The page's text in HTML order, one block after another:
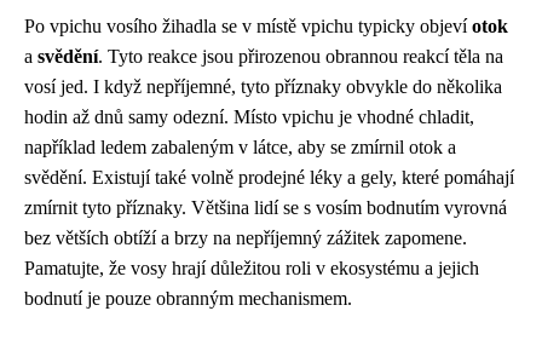
Po vpichu vosího žihadla se v místě vpichu typicky objevíotok
a svědění. Tyto reakce jsou přirozenou obrannou reakcí těla na
vosí jed. I když nepříjemné, tyto příznaky obvykle do několika
hodin až dnů samy odezní. Místo vpichu je vhodné chladit,
například ledem zabaleným v látce, aby se zmírnil otok a
svědění. Existují také volně prodejné léky a gely, které pomáhají
zmírnit tyto příznaky. Většina lidí se s vosím bodnutím vyrovná
bez větších obtíží a brzy na nepříjemný zážitek zapomene.
Pamatujte, že vosy hrají důležitou roli v ekosystému a jejich
bodnutí je pouze obranným mechanismem.